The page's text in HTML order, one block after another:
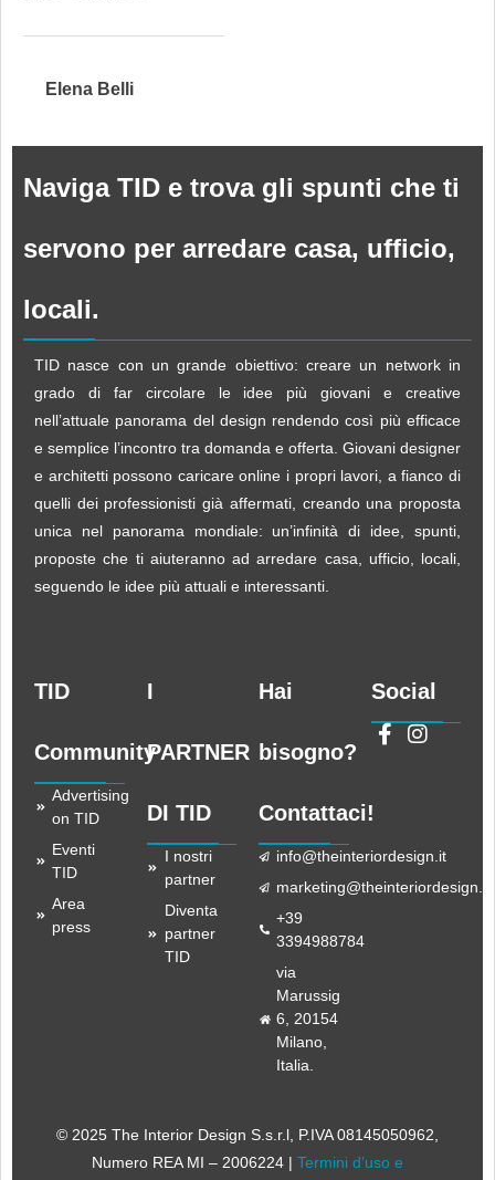
Elena Belli
Naviga TID e trova gli spunti che ti
servono per arredare casa, ufficio,
locali.
TID nasce con un grande obiettivo: creare un network in
grado di far circolare le idee più giovani e creative
nell’attuale panorama del design rendendo così più efficace
e semplice l’incontro tra domanda e offerta. Giovani designer
e architetti possono caricare online i propri lavori, a fianco di
quelli dei professionisti già affermati, creando una proposta
unica nel panorama mondiale: un’infinità di idee, spunti,
proposte che ti aiuteranno ad arredare casa, ufficio, locali,
seguendo le idee più attuali e interessanti.
TID
Community
Advertising
on TID
Eventi
TID
Area
press
I
PARTNER
DI TID
I nostri
partner
Diventa
partner
TID
Hai
bisogno?
Contattaci!
info@theinteriordesign.it
marketing@theinteriordesign.it
+39
3394988784
via
Marussig
6, 20154
Milano,
Italia.
Social
© 2025 The Interior Design S.s.r.l , P.IVA 08145050962,
Numero REA MI – 2006224 | Termini d’uso e